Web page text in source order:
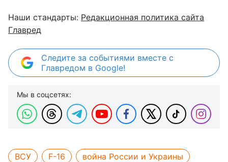
Наши стандарты: Редакционная политика сайта
Главред
Следите за событиями вместе с
Главредом в Google!
Мы в соцсетях:
ВСУ F-16
война России и Украины